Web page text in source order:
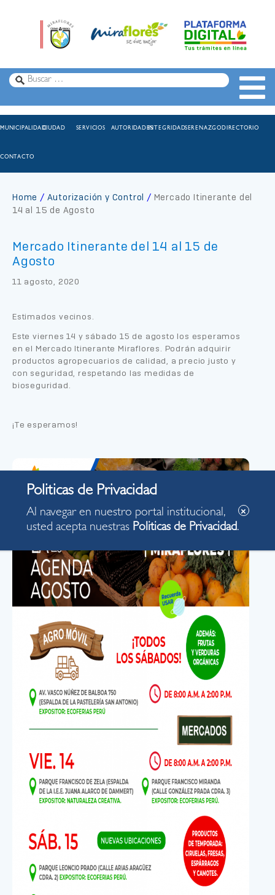
MUNICIPALIDADCIUDAD SERVICIOS AUTORIDADESINTEGRIDADSERENAZGODIRECTORIO
CONTACTO
Home Autorización y Control
Mercado Itinerante del
14 al 15 de Agosto
Mercado Itinerante del 14 al 15 de
Agosto
11 agosto, 2020
Estimados vecinos.
Este viernes 14 y sábado 15 de agosto los esperamos
en el Mercado Itinerante Miraflores. Podrán adquirir
productos agropecuarios de calidad, a precio justo y
con seguridad, respetando las medidas de
bioseguridad.
¡Te esperamos!
Al navegar en nuestro portal institucional,
usted acepta nuestras Politicas de Privacidad.